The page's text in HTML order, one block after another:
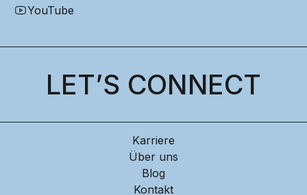
YouTube
LET’S CONNECT
Karriere
Über uns
Blog
Kontakt